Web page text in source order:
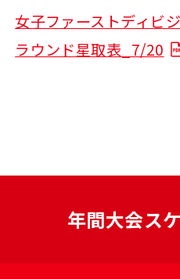
女子ファーストディビ
ラウンド星取表_7/20
年間大会ス